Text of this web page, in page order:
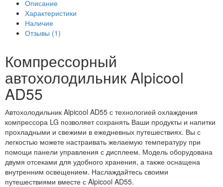
Описание
Характеристики
Наличие
Отзывы (1)
Компрессорный
автохолодильник Alpicool
AD55
Автохолодильник Alpicool AD55 с технологией охлаждения
компрессора LG позволяет сохранять Ваши продукты и напитки
прохладными и свежими в ежедневных путешествиях. Вы с
легкостью можете настраивать желаемую температуру при
помощи панели управления с дисплеем. Модель оборудована
двумя отсеками для удобного хранения, а также оснащена
внутренним освещением. Наслаждайтесь своими
путешествиями вместе с Alpicool AD55.